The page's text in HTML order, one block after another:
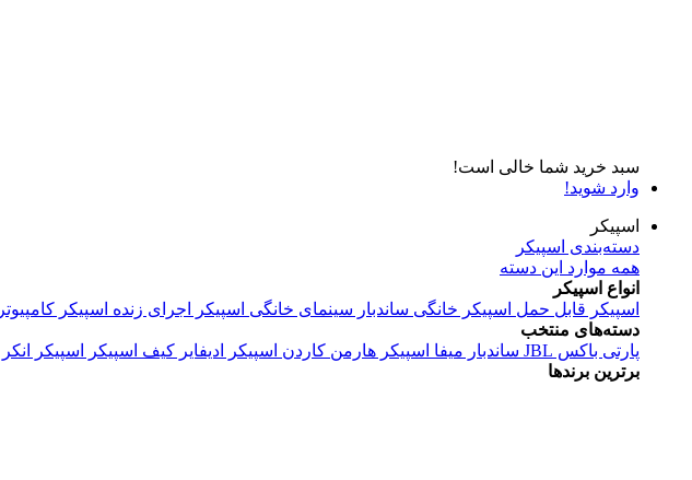
سبد خرید شما خالی است!
وارد شوید!
اسپیکر
دسته‌بندی اسپیکر
همه موارد این دسته
انواع اسپیکر
اسپیکر قابل حمل اسپیکر خانگی ساندبار سینمای خانگی اسپیکر اجرای زنده اسپیکر کامپیوتر
دسته‌های منتخب
پارتی باکس JBL
ساندبار میفا اسپیکر هارمن کاردن اسپیکر ادیفایر کیف اسپیکر
اسپیکر انکر
برترین برندها